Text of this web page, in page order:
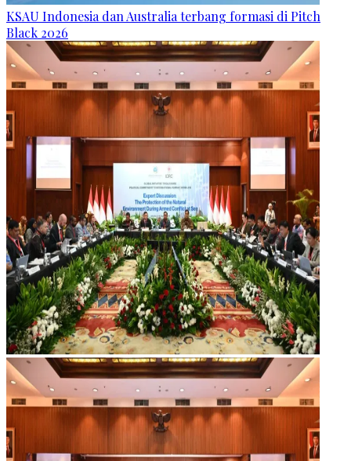
KSAU Indonesia dan Australia terbang formasi di Pitch
Black 2026